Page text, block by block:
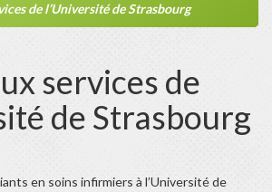
de l’Université de Strasbourg
services de
de Strasbourg
en soins infirmiers à l’Université de